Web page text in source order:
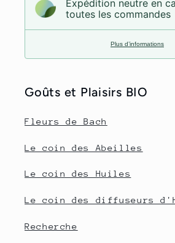
Expédition neutre en
toutes les commandes
Plus d’informations
Goûts et Plaisirs BIO
Fleurs de Bach
Le coin des Abeilles
Le coin des Huiles
Le coin des diffuseurs
Recherche